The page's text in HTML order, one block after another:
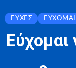
ΕΥΧΈΣ